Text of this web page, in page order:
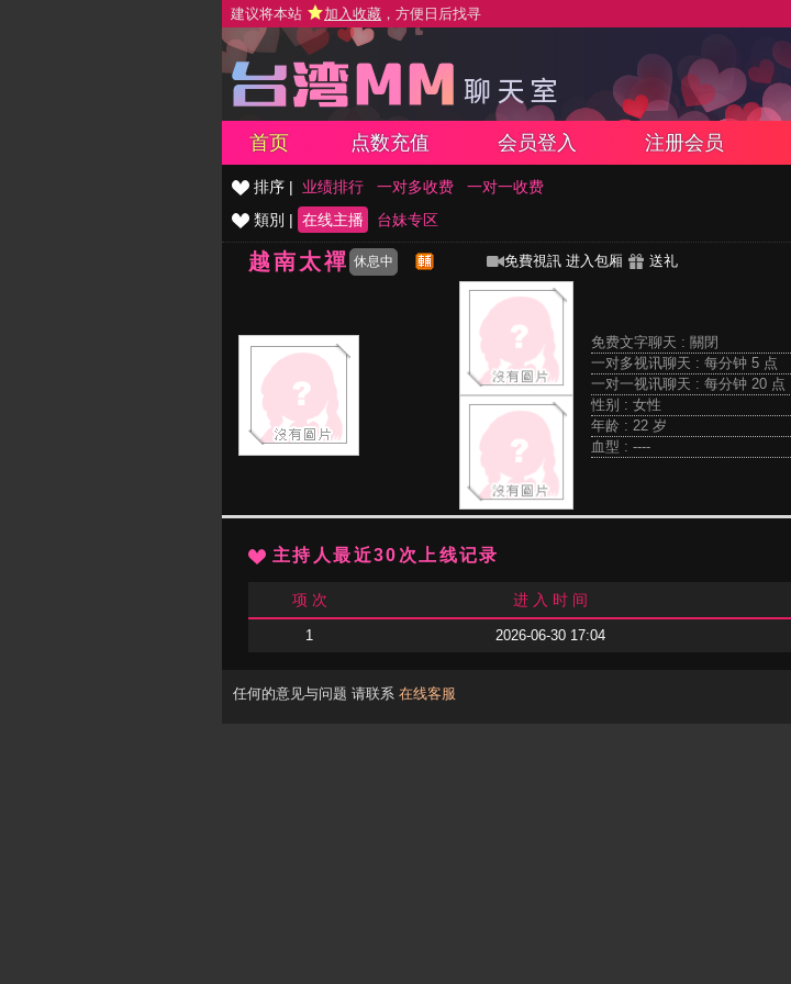
建议将本站 加入收藏 ，方便日后找寻
首页 点数充值 会员登入 注册会员
排序 | 业绩排行 一对多收费 一对一收费
類別 | 在线主播 台妹专区
越南太禪 休息中 免費視訊 进入包厢 送礼
免费文字聊天 : 關閉
一对多视讯聊天 : 每分钟 5 点
一对一视讯聊天 : 每分钟 20 点
性别 : 女性
年龄 : 22 岁
血型 : ----
主持人最近30次上线记录
项 次 进 入 时 间
1 2026-06-30 17:04
任何的意见与问题 请联系 在线客服